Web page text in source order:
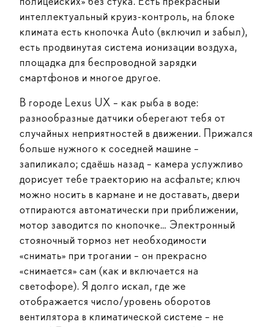
интеллектуальный круиз-контроль, на блоке
климата есть кнопочка Auto (включил и забыл),
есть продвинутая система ионизации воздуха,
площадка для беспроводной зарядки
смартфонов и многое другое.
В городе Lexus UX – как рыба в воде:
разнообразные датчики оберегают тебя от
случайных неприятностей в движении. Прижался
больше нужного к соседней машине –
запиликало; сдаёшь назад – камера услужливо
дорисует тебе траекторию на асфальте; ключ
можно носить в кармане и не доставать, двери
отпираются автоматически при приближении,
мотор заводится по кнопочке… Электронный
стояночный тормоз нет необходимости
«снимать» при трогании – он прекрасно
«снимается» сам (как и включается на
светофоре). Я долго искал, где же
отображается число/уровень оборотов
вентилятора в климатической системе – не